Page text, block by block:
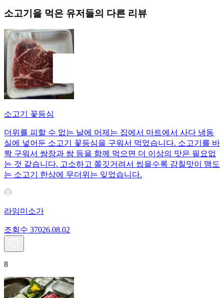
소고기 을 먹은 유저들의 다른 리뷰
소고기 꽃등심
더위를 피할 수 없는 날에 어제는 집에서 마트에서 사다 냉동
실에 넣어둔 소고기 꽃등심을 구워서 먹었습니다. 소고기를 바
짝 구워서 쌈장과 쌈 등을 함께 먹으면 더 이상의 맛은 필요없
는 것 같습니다. 고소하고 쫄깃거려서 씹을수록 감칠맛이 맴도
는 소고기 한상에 무더위는 잊었습니다.
라임미소가
조회수 37026.08.02
8